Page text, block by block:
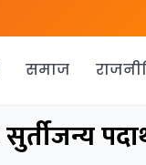
समाज